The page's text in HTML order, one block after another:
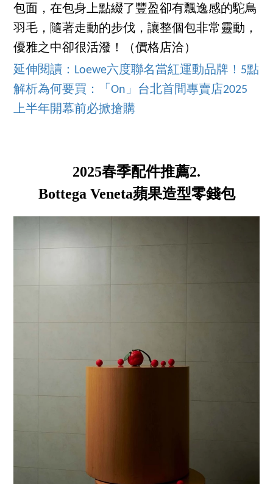
包面，在包身上點綴了豐盈卻有飄逸感的駝鳥
羽毛，隨著走動的步伐，讓整個包非常靈動，
優雅之中卻很活潑！（價格店洽）
延伸閱讀：Loewe六度聯名當紅運動品牌！5點
解析為何要買：「On」台北首間專賣店2025
上半年開幕前必掀搶購
2025春季配件推薦2.
Bottega Veneta蘋果造型零錢包